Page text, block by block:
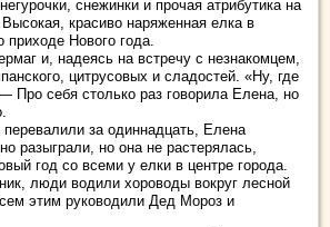
снежинки и прочая атрибутика на
красиво наряженная елка в
приходе Нового года.
и, надеясь на встречу с незнакомцем,
цитрусовых и сладостей. «Ну, где
Про себя столько раз говорила Елена, но
перевалили за одиннадцать, Елена
разыграли, но она не растерялась,
год со всеми у елки в центре города.
люди водили хороводы вокруг лесной
этим руководили Дед Мороз и